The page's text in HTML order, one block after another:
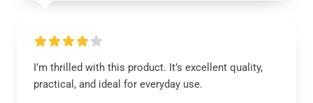
I’m thrilled with this product. It’s excellent quality,
practical, and ideal for everyday use.